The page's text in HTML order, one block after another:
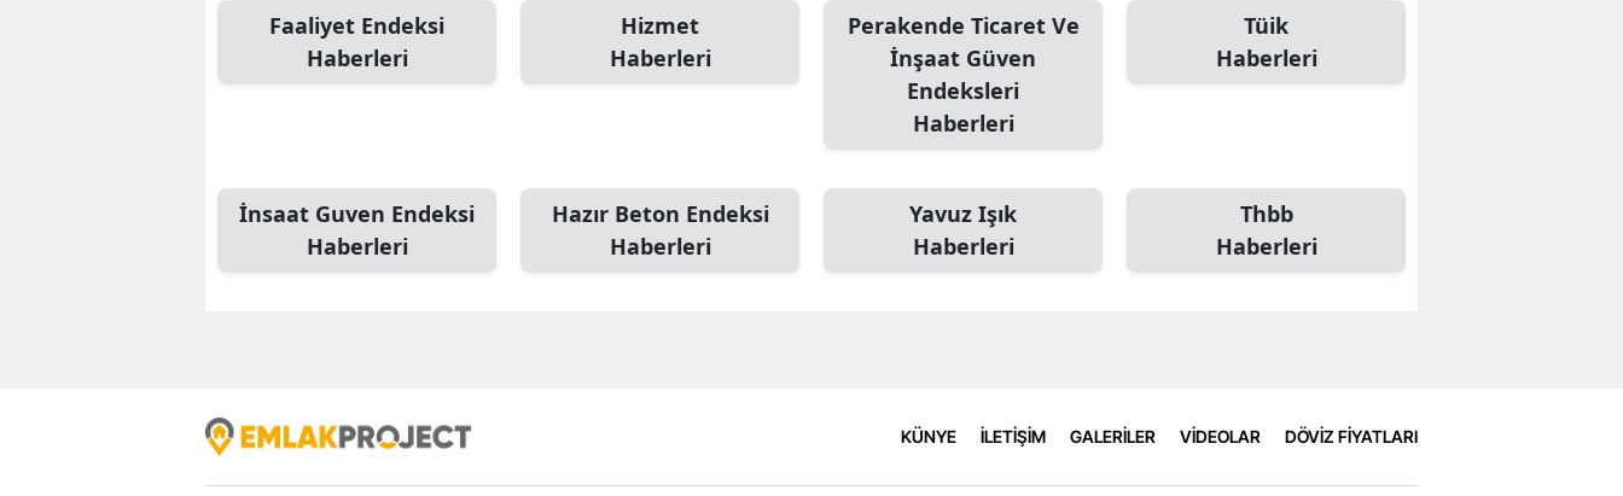
Faaliyet Endeksi
Haberleri
Hizmet
Haberleri
Perakende Ticaret Ve
İnşaat Güven
Endeksleri
Haberleri
Tüik
Haberleri
İnsaat Guven Endeksi
Haberleri
Hazır Beton Endeksi
Haberleri
Yavuz Işık
Haberleri
Thbb
Haberleri
KÜNYE İLETİŞİM GALERİLER VİDEOLAR DÖVİZ FİYATLARI